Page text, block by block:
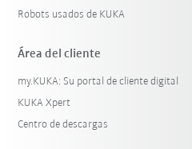
Robots usados de KUKA
Área del cliente
my.KUKA: Su portal de cliente digital
KUKA Xpert
Centro de descargas